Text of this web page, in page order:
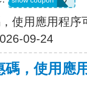
使用應用程序
09-24
，使用應